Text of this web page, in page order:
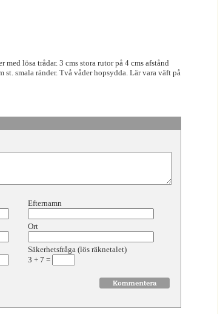
lösa trådar. 3 cms stora rutor på 4 cms afstånd
st. smala ränder. Två våder hopsydda. Lär vara väft på
Efternamn
Ort
Säkerhetsfråga (lös räknetalet)
3 + 7 =